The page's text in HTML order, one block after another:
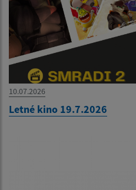
10.07.2026
Letné kino 19.7.2026